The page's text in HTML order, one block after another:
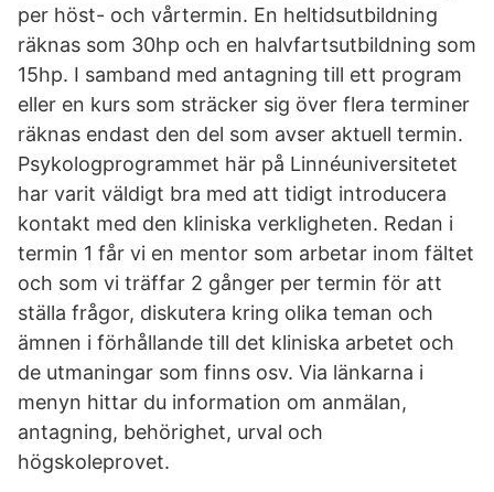
per höst- och vårtermin. En heltidsutbildning
räknas som 30hp och en halvfartsutbildning som
15hp. I samband med antagning till ett program
eller en kurs som sträcker sig över flera terminer
räknas endast den del som avser aktuell termin.
Psykologprogrammet här på Linnéuniversitetet
har varit väldigt bra med att tidigt introducera
kontakt med den kliniska verkligheten. Redan i
termin 1 får vi en mentor som arbetar inom fältet
och som vi träffar 2 gånger per termin för att
ställa frågor, diskutera kring olika teman och
ämnen i förhållande till det kliniska arbetet och
de utmaningar som finns osv. Via länkarna i
menyn hittar du information om anmälan,
antagning, behörighet, urval och
högskoleprovet.